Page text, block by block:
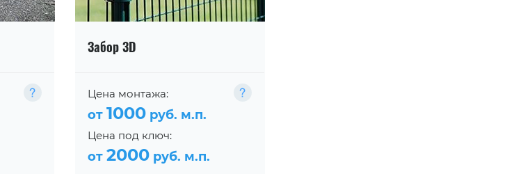
Забор 3D
Цена монтажа:
от 1000 руб. м.п.
Цена под ключ:
от 2000 руб. м.п.